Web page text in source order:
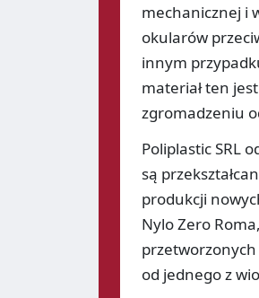
mechanicznej i
okularów
innym
materiał ten
zgromadzeniu
Poliplastic SRL
są
produkcji
Nylo Zero
przetworzonych
od jednego z